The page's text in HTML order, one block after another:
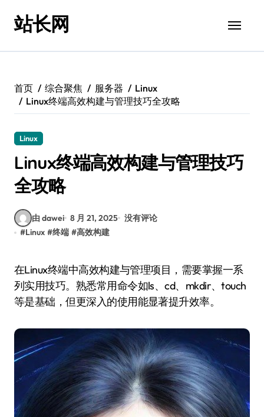
站长网
首页 综合聚焦 服务器
Linux
Linux终端高效构建与管理技巧全攻略
Linux
Linux终端高效构建与管理技巧
全攻略
由 dawei 8 月 21, 2025 没有评论
#Linux #终端 #高效构建
在Linux终端中高效构建与管理项目，需要掌握一系
列实用技巧。熟悉常用命令如ls、cd、mkdir、touch
等是基础，但更深入的使用能显著提升效率。